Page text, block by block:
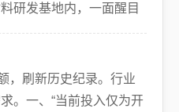
研发基地内，一面醒目
，刷新历史纪录。行业
。一、“当前投入仅为开